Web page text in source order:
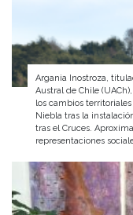
Argania Inostroza,
Austral de Chile
los cambios
Niebla tras la
tras el Cruces.
representaciones